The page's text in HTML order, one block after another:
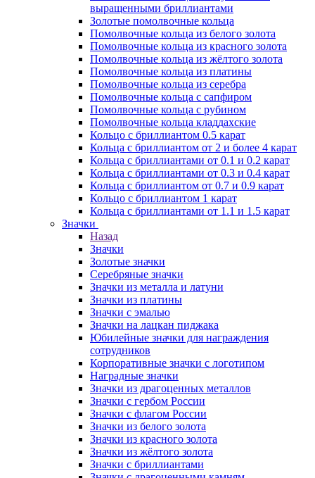
выращенными бриллиантами
Золотые помолвочные кольца
Помолвочные кольца из белого золота
Помолвочные кольца из красного золота
Помолвочные кольца из жёлтого золота
Помолвочные кольца из платины
Помолвочные кольца из серебра
Помолвочные кольца с сапфиром
Помолвочные кольца с рубином
Помолвочные кольца кладдахские
Кольцо с бриллиантом 0.5 карат
Кольца с бриллиантом от 2 и более 4 карат
Кольца с бриллиантами от 0.1 и 0.2 карат
Кольца с бриллиантами от 0.3 и 0.4 карат
Кольца с бриллиантом от 0.7 и 0.9 карат
Кольцо с бриллиантом 1 карат
Кольца с бриллиантами от 1.1 и 1.5 карат
Значки
Назад
Значки
Золотые значки
Серебряные значки
Значки из металла и латуни
Значки из платины
Значки с эмалью
Значки на лацкан пиджака
Юбилейные значки для награждения
сотрудников
Корпоративные значки с логотипом
Наградные значки
Значки из драгоценных металлов
Значки с гербом России
Значки с флагом России
Значки из белого золота
Значки из красного золота
Значки из жёлтого золота
Значки с бриллиантами